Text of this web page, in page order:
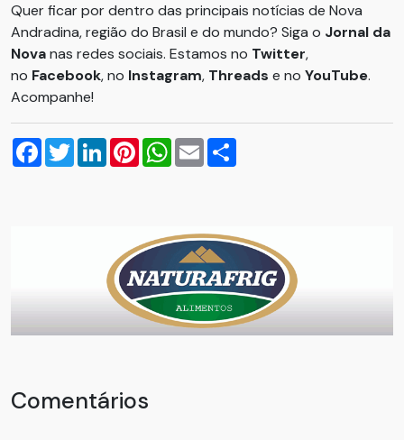
Quer ficar por dentro das principais notícias de Nova
Andradina, região do Brasil e do mundo? Siga o Jornal da
Novanas redes sociais. Estamos no Twitter,
no Facebook, no Instagram, Threads e no YouTube.
Acompanhe!
Facebook
TwitterLinkedInPinterestWhatsApp
Email
Comentários